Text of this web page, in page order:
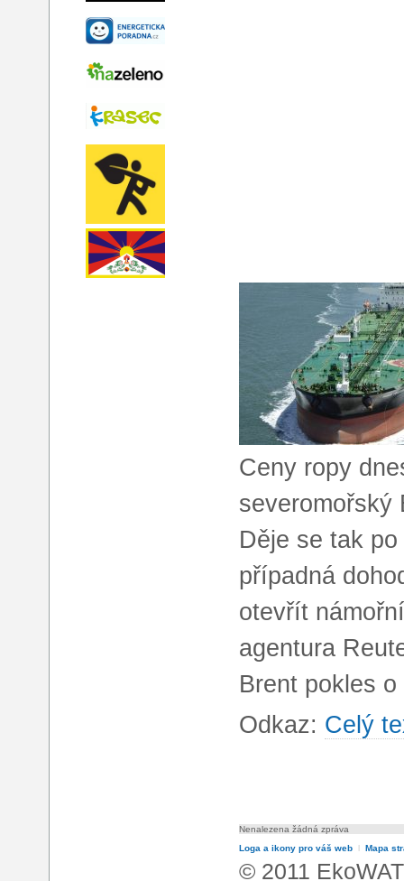
Ceny ropy
severomořský
Děje se tak
případná
otevřít
agentura
Brent pokles
Odkaz: Celý
Nenalezena žádná zpráva
Loga a ikony pro váš web l Mapa
© 2011